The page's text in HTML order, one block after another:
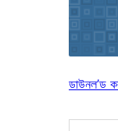
ডাউনল’ড